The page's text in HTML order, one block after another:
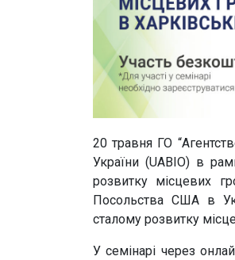
20 травня ГО
України (UABIO) в
розвитку місцевих
Посольства США в
сталому розвитку
У семінарі через